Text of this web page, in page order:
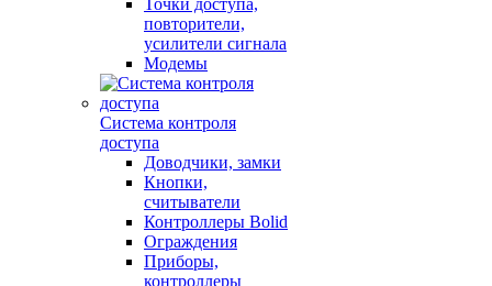
Точки доступа,
повторители,
усилители сигнала
Модемы
Система контроля
доступа
Доводчики, замки
Кнопки,
считыватели
Контроллеры Bolid
Ограждения
Приборы,
контроллеры